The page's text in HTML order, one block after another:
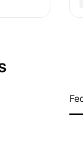
—